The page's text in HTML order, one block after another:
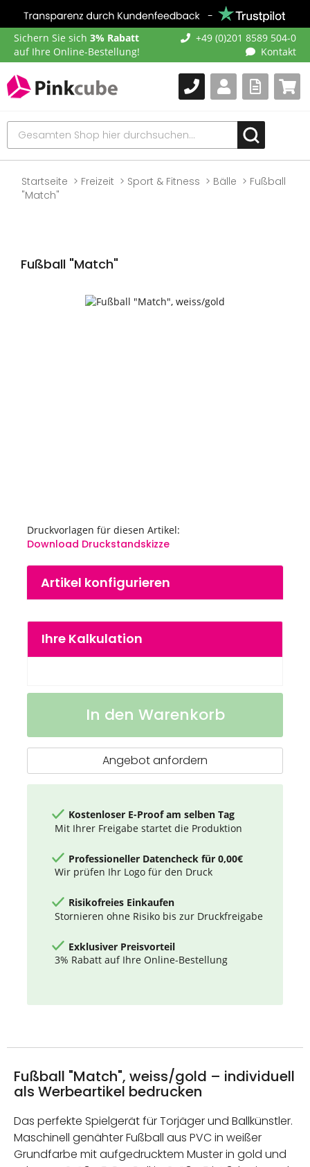
Sichern Sie sich 3% Rabatt
auf Ihre Online-Bestellung!
+49 (0)201 8589 504-0
Kontakt
Startseite Freizeit Sport & Fitness Bälle
Fußball
"Match"
Fußball "Match"
Druckvorlagen für diesen Artikel:
Download Druckstandskizze
Zum
Anfang
springen
Artikel konfigurieren
Ihre Kalkulation
Fußball
Auf
In den Warenkorb
Angebot anfordern
Kostenloser E-Proof am selben Tag
Mit Ihrer Freigabe startet die Produktion
Professioneller Datencheck für 0,00€
Wir prüfen Ihr Logo für den Druck
Risikofreies Einkaufen
Stornieren ohne Risiko bis zur Druckfreigabe
Exklusiver Preisvorteil
3% Rabatt auf Ihre Online-Bestellung
Fußball "Match", weiss/gold – individuell
als Werbeartikel bedrucken
Das perfekte Spielgerät für Torjäger und Ballkünstler.
Maschinell genähter Fußball aus PVC in weißer
Grundfarbe mit aufgedrucktem Muster in gold und